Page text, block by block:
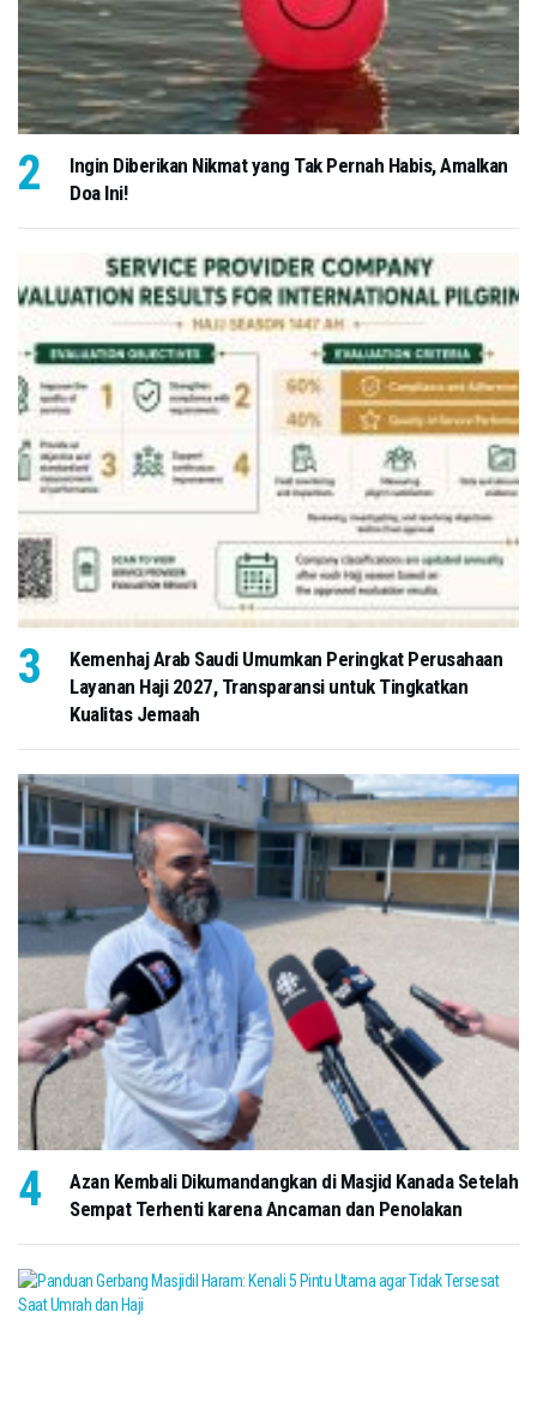
Ingin Diberikan Nikmat yang Tak Pernah Habis, Amalkan
Doa Ini!
Kemenhaj Arab Saudi Umumkan Peringkat Perusahaan
Layanan Haji 2027, Transparansi untuk Tingkatkan
Kualitas Jemaah
Azan Kembali Dikumandangkan di Masjid Kanada Setelah
Sempat Terhenti karena Ancaman dan Penolakan